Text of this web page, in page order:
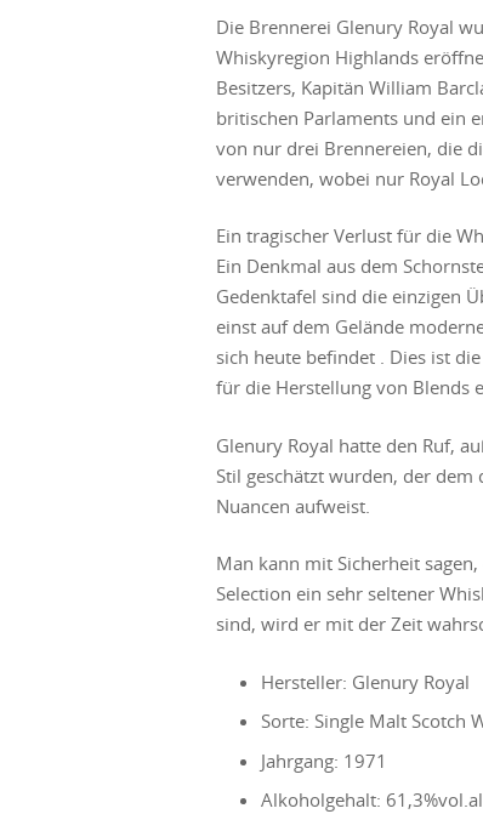
Die Brennerei Glenury Royal
Whiskyregion Highlands
Besitzers, Kapitän William
britischen Parlaments und ein
von nur drei Brennereien, die
verwenden, wobei nur Royal
Ein tragischer Verlust für die
Ein Denkmal aus dem
Gedenktafel sind die einzigen
einst auf dem Gelände
sich heute befindet . Dies ist
für die Herstellung von Blends
Glenury Royal hatte den Ruf,
Stil geschätzt wurden, der
Nuancen aufweist.
Man kann mit Sicherheit
Selection ein sehr seltener
sind, wird er mit der Zeit
Hersteller: Glenury Royal
Sorte: Single Malt Scotch
Jahrgang: 1971
Alkoholgehalt: